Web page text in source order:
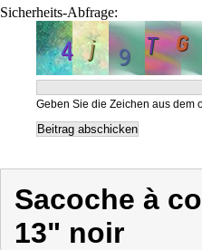
Sicherheits-Abfrage:
Geben Sie die Zeichen aus dem
Sacoche à
13" noir